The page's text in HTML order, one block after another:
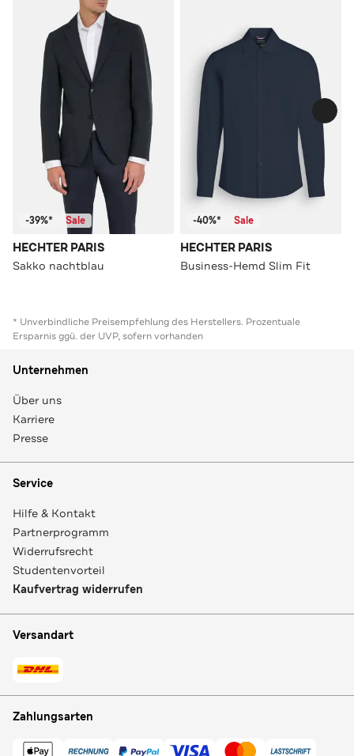
-39%* Sale
HECHTER PARIS
Sakko nachtblau
-40%* Sale
HECHTER PARIS
Business-Hemd Slim Fit
* Unverbindliche Preisempfehlung des Herstellers. Prozentuale
Ersparnis ggü. der UVP, sofern vorhanden
Unternehmen
Über uns
Karriere
Presse
Service
Hilfe & Kontakt
Partnerprogramm
Widerrufsrecht
Studentenvorteil
Kaufvertrag widerrufen
Versandart
Zahlungsarten